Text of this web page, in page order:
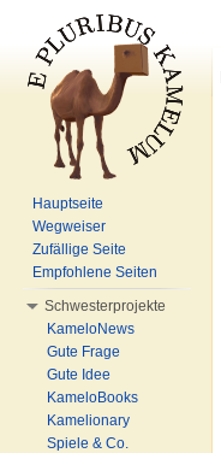
Hauptseite
Wegweiser
Zufällige Seite
Empfohlene Seiten
Schwesterprojekte
KameloNews
Gute Frage
Gute Idee
KameloBooks
Kamelionary
Spiele & Co.